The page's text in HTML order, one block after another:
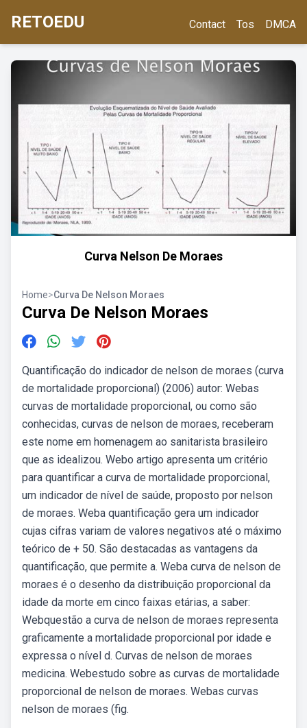
RETOEDU Contact Tos DMCA
Curva Nelson De Moraes
Home>Curva De Nelson Moraes
Curva De Nelson Moraes
Quantificação do indicador de nelson de moraes (curva
de mortalidade proporcional) (2006) autor: Webas
curvas de mortalidade proporcional, ou como são
conhecidas, curvas de nelson de moraes, receberam
este nome em homenagem ao sanitarista brasileiro
que as idealizou. Webo artigo apresenta um critério
para quantificar a curva de mortalidade proporcional,
um indicador de nível de saúde, proposto por nelson
de moraes. Weba quantificação gera um indicador
cujas cifras variam de valores negativos até o máximo
teórico de + 50. São destacadas as vantagens da
quantificação, que permite a. Weba curva de nelson de
moraes é o desenho da distribuição proporcional da
idade da morte em cinco faixas etárias, a saber:
Webquestão a curva de nelson de moraes representa
graficamente a mortalidade proporcional por idade e
expressa o nível d. Curvas de nelson de moraes
medicina. Webestudo sobre as curvas de mortalidade
proporcional de nelson de moraes. Webas curvas
nelson de moraes (fig.